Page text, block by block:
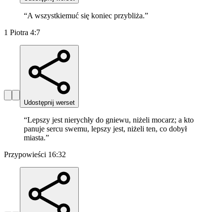
“A wszystkiemuć się koniec przybliża.”
1 Piotra 4:7
Udostępnij werset
“Lepszy jest nierychły do gniewu, niżeli mocarz; a kto
panuje sercu swemu, lepszy jest, niżeli ten, co dobył
miasta.”
Przypowieści 16:32